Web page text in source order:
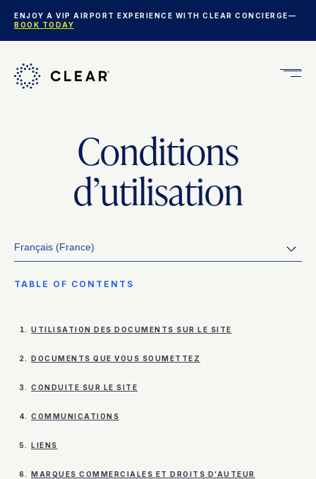
ENJOY A VIP AIRPORT EXPERIENCE WITH CLEAR CONCIERGE—
BOOK TODAY
Conditions
d’utilisation
Français (France)
TABLE OF CONTENTS
UTILISATION DES DOCUMENTS SUR LE SITE
DOCUMENTS QUE VOUS SOUMETTEZ
CONDUITE SUR LE SITE
COMMUNICATIONS
LIENS
MARQUES COMMERCIALES ET DROITS D’AUTEUR